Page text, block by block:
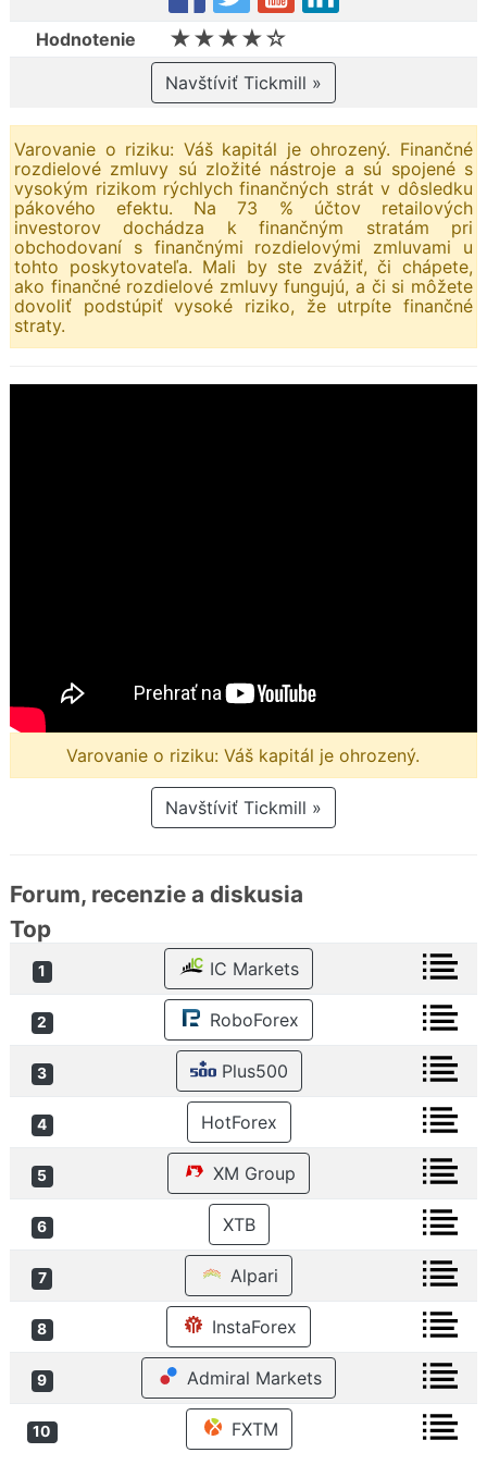
Hodnotenie ★★★★☆
Navštíviť Tickmill »
Varovanie o riziku: Váš kapitál je ohrozený. Finančné
rozdielové zmluvy sú zložité nástroje a sú spojené s
vysokým rizikom rýchlych finančných strát v dôsledku
pákového efektu. Na 73 % účtov retailových
investorov dochádza k finančným stratám pri
obchodovaní s finančnými rozdielovými zmluvami u
tohto poskytovateľa. Mali by ste zvážiť, či chápete,
ako finančné rozdielové zmluvy fungujú, a či si môžete
dovoliť podstúpiť vysoké riziko, že utrpíte finančné
straty.
Varovanie o riziku: Váš kapitál je ohrozený.
Navštíviť Tickmill »
Forum, recenzie a diskusia
Top
1 IC Markets
2 RoboForex
3 Plus500
4 HotForex
5 XM Group
6 XTB
7 Alpari
8 InstaForex
9 Admiral Markets
10 FXTM